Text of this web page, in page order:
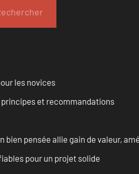
les novices
et recommandations
bien pensée allie gain de valeur,
pour un projet solide